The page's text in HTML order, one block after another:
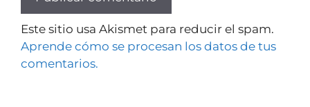
Este sitio usa Akismet para reducir el spam.
Aprende cómo se procesan los datos de tus
comentarios.